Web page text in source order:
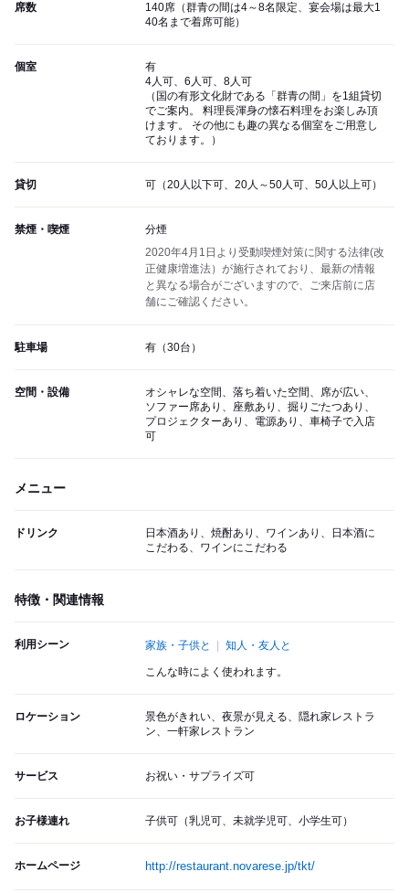
席数
140席（群青の間は4～8名限定、宴会場は最大1
40名まで着席可能）
個室
有
4人可、6人可、8人可
（国の有形文化財である「群青の間」を1組貸切
でご案内。 料理長渾身の懐石料理をお楽しみ頂
けます。 その他にも趣の異なる個室をご用意し
ております。）
貸切 可（20人以下可、20人～50人可、50人以上可）
禁煙・喫煙
分煙
2020年4月1日より受動喫煙対策に関する法律(改
正健康増進法）が施行されており、最新の情報
と異なる場合がございますので、ご来店前に店
舗にご確認ください。
駐車場 有（30台）
空間・設備
オシャレな空間、落ち着いた空間、席が広い、
ソファー席あり、座敷あり、掘りごたつあり、
プロジェクターあり、電源あり、車椅子で入店
可
メニュー
ドリンク
日本酒あり、焼酎あり、ワインあり、日本酒に
こだわる、ワインにこだわる
特徴・関連情報
利用シーン 家族・子供と 知人・友人と
こんな時によく使われます。
ロケーション
景色がきれい、夜景が見える、隠れ家レストラ
ン、一軒家レストラン
サービス お祝い・サプライズ可
お子様連れ 子供可（乳児可、未就学児可、小学生可）
ホームページ http://restaurant.novarese.jp/tkt/